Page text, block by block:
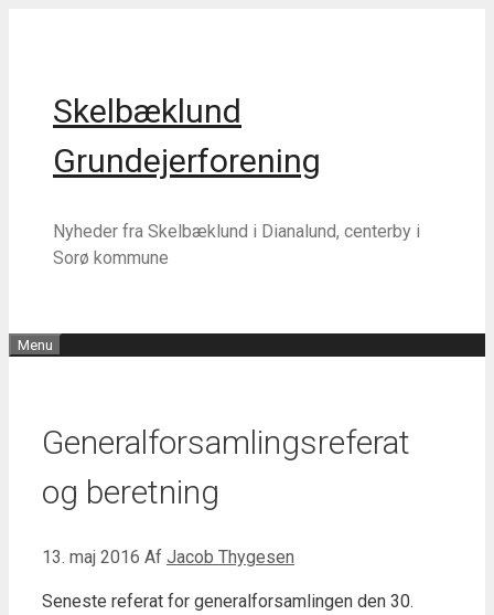
Skelbæklund
Grundejerforening
Nyheder fra Skelbæklund i Dianalund, centerby i
Sorø kommune
Menu
Generalforsamlingsreferat
og beretning
13. maj 2016 Af Jacob Thygesen
Seneste referat for generalforsamlingen den 30.